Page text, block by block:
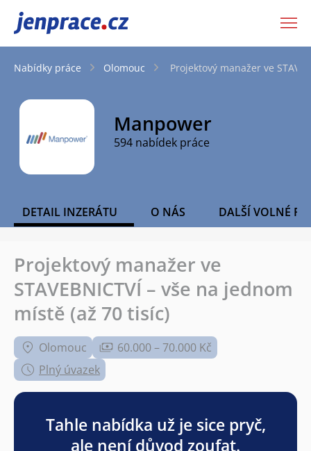
JenPráce.cz
Nabídky práce Olomouc Projektový manažer ve
Manpower
594 nabídek práce
DETAIL INZERÁTU O NÁS DALŠÍ VOLNÉ
Projektový manažer ve
STAVEBNICTVÍ – vše na jednom
místě (až 70 tisíc)
Olomouc
60.000 – 70.000 Kč
Plný úvazek
Tahle nabídka už je sice pryč,
ale není důvod zoufat.